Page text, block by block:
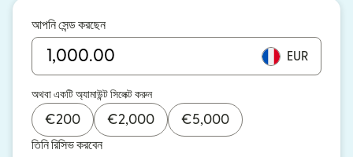
আপনি সেন্ড করছেন
EUR
অথবা একটি অ্যামাউন্ট সিলেক্ট করুন
€200 €2,000 €5,000
তিনি রিসিভ করবেন